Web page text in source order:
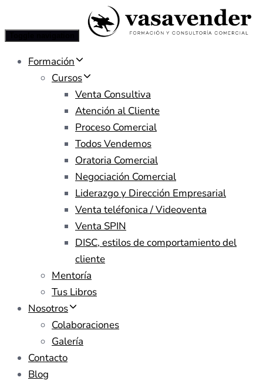
Formación
Cursos
Venta Consultiva
Atención al Cliente
Proceso Comercial
Todos Vendemos
Oratoria Comercial
Negociación Comercial
Liderazgo y Dirección Empresarial
Venta teléfonica / Videoventa
Venta SPIN
DISC, estilos de comportamiento del
cliente
Mentoría
Tus Libros
Nosotros
Colaboraciones
Galería
Contacto
Blog